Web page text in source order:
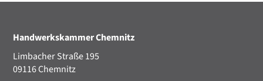
Handwerkskammer Chemnitz
Limbacher Straße 195
09116 Chemnitz